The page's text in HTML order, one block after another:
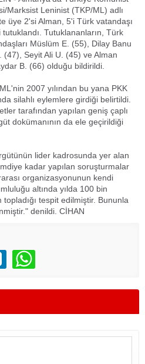
Marksist Leninist (TKP/ML) adlı
üye 2'si Alman, 5'i Türk vatandaşı
tutuklandı. Tutuklananların, Türk
Müslüm E. (55), Dilay Banu
Seyit Ali U. (45) ve Alman
B. (66) olduğu bildirildi.
2007 yılından bu yana PKK
silahlı eylemlere girdiği belirtildi.
tarafından yapılan geniş çaplı
dokümanının da ele geçirildiği
lider kadrosunda yer alan
kadar yapılan soruşturmalar
organizasyonunun kendi
altında yılda 100 bin
tespit edilmiştir. Bununla
denildi. CİHAN